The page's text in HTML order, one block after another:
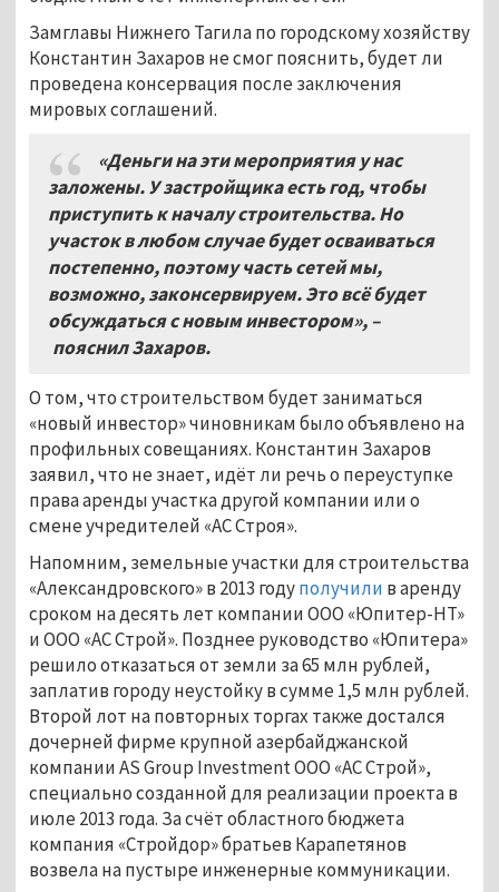
Замглавы Нижнего Тагила по городскому хозяйству
Константин Захаров не смог пояснить, будет ли
проведена консервация после заключения
мировых соглашений.
«Деньги на эти мероприятия у нас
заложены. У застройщика есть год, чтобы
приступить к началу строительства. Но
участок в любом случае будет осваиваться
постепенно, поэтому часть сетей мы,
возможно, законсервируем. Это всё будет
обсуждаться с новым инвестором», –
пояснил Захаров.
О том, что строительством будет заниматься
«новый инвестор» чиновникам было объявлено на
профильных совещаниях. Константин Захаров
заявил, что не знает, идёт ли речь о переуступке
права аренды участка другой компании или о
смене учредителей «АС Строя».
Напомним, земельные участки для строительства
«Александровского» в 2013 годуполучили в аренду
сроком на десять лет компании ООО «Юпитер-НТ»
и ООО «АС Строй». Позднее руководство «Юпитера»
решило отказаться от земли за 65 млн рублей,
заплатив городу неустойку в сумме 1,5 млн рублей.
Второй лот на повторных торгах также достался
дочерней фирме крупной азербайджанской
компании AS Group Investment ООО «АС Строй»,
специально созданной для реализации проекта в
июле 2013 года. За счёт областного бюджета
компания «Стройдор» братьев Карапетянов
возвела на пустыре инженерные коммуникации.